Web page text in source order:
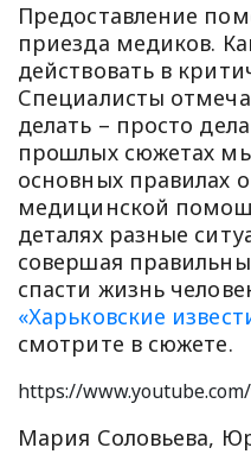
Предоставление
приезда медиков.
действовать в
Специалисты
делать – просто
прошлых сюжетах
основных правилах
медицинской
деталях разные
совершая
спасти жизнь
«Харьковские
смотрите в сюжете.
https://
Мария Соловьева,